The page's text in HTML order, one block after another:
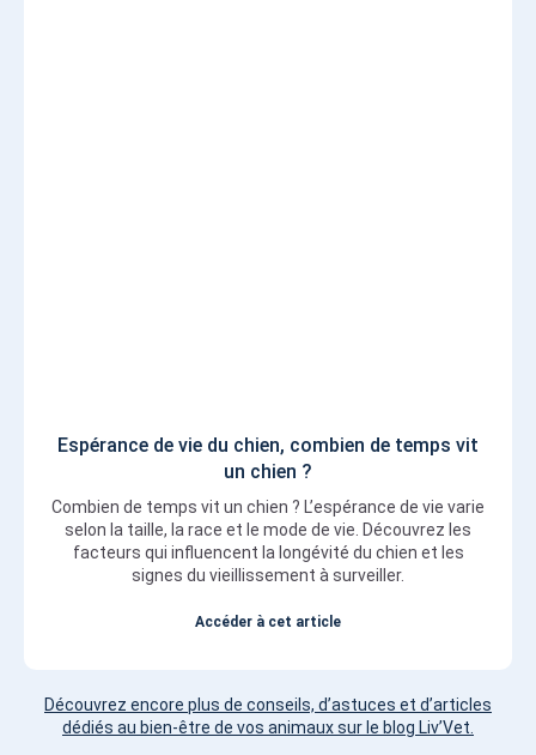
Espérance de vie du chien, combien de temps vit
un chien ?
Combien de temps vit un chien ? L’espérance de vie varie
selon la taille, la race et le mode de vie. Découvrez les
facteurs qui influencent la longévité du chien et les
signes du vieillissement à surveiller.
Accéder à cet article
Découvrez encore plus de conseils, d’astuces et d’articles
dédiés au bien-être de vos animaux sur le blog Liv’Vet.